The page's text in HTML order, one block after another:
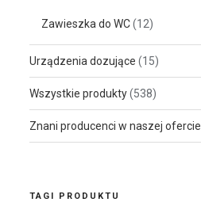
Zawieszka do WC (12)
Urządzenia dozujące (15)
Wszystkie produkty (538)
Znani producenci w naszej ofercie
TAGI PRODUKTU